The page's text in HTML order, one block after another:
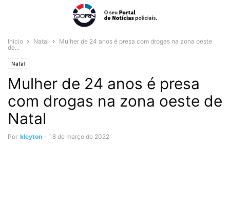
Início Natal
Mulher de 24 anos é presa com drogas na zona oeste
de...
Natal
Mulher de 24 anos é presa
com drogas na zona oeste de
Natal
Por kleyton - 18 de março de 2022